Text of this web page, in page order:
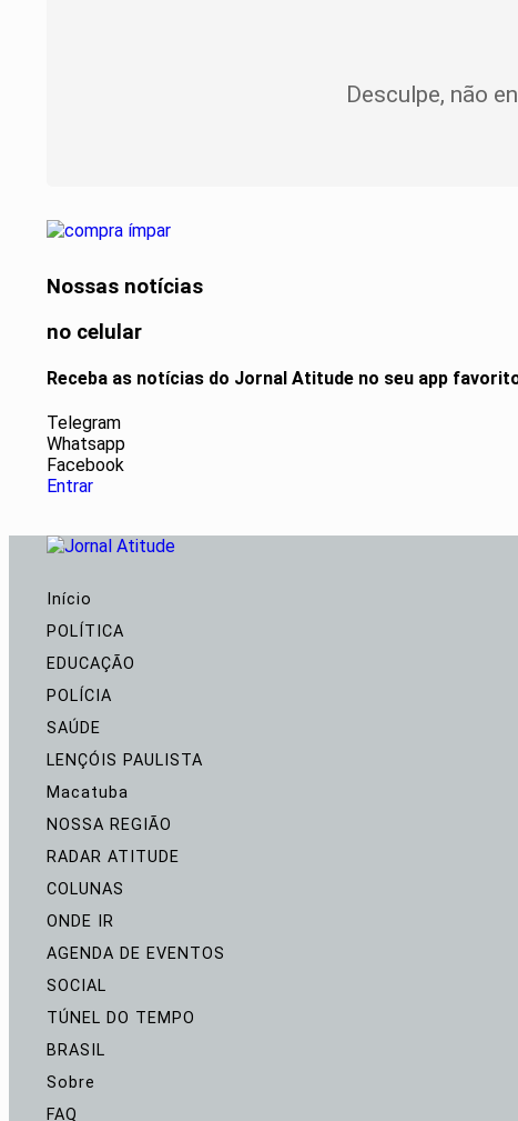
Desculpe, não
Nossas notícias
no celular
Receba as notícias do Jornal Atitude no seu app
Telegram
Whatsapp
Facebook
Entrar
Início
POLÍTICA
EDUCAÇÃO
POLÍCIA
SAÚDE
LENÇÓIS PAULISTA
Macatuba
NOSSA REGIÃO
RADAR ATITUDE
COLUNAS
ONDE IR
AGENDA DE EVENTOS
SOCIAL
TÚNEL DO TEMPO
BRASIL
Sobre
FAQ